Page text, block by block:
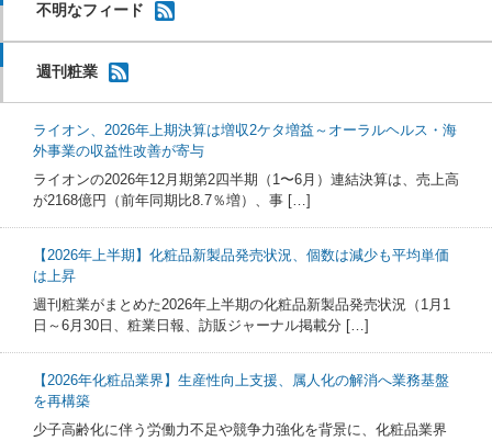
不明なフィード
週刊粧業
ライオン、2026年上期決算は増収2ケタ増益～オーラルヘルス・海
外事業の収益性改善が寄与
ライオンの2026年12月期第2四半期（1〜6月）連結決算は、売上高
が2168億円（前年同期比8.7％増）、事 […]
【2026年上半期】化粧品新製品発売状況、個数は減少も平均単価
は上昇
週刊粧業がまとめた2026年上半期の化粧品新製品発売状況（1月1
日～6月30日、粧業日報、訪販ジャーナル掲載分 […]
【2026年化粧品業界】生産性向上支援、属人化の解消へ業務基盤
を再構築
少子高齢化に伴う労働力不足や競争力強化を背景に、化粧品業界